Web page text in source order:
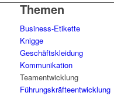
Themen
Business-Etikette
Knigge
Geschäftskleidung
Kommunikation
Teamentwicklung
Führungskräfteentwicklung